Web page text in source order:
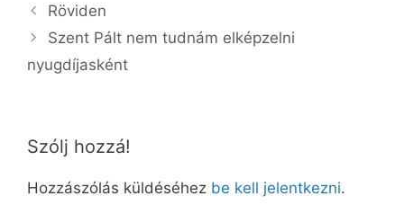
Röviden
Szent Pált nem tudnám elképzelni
nyugdíjasként
Szólj hozzá!
Hozzászólás küldéséhez be kell jelentkezni.